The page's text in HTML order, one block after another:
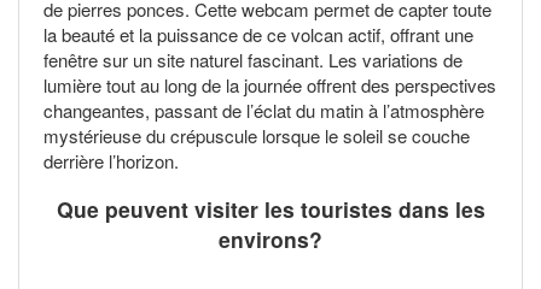
de pierres ponces. Cette webcam permet de capter toute
la beauté et la puissance de ce volcan actif, offrant une
fenêtre sur un site naturel fascinant. Les variations de
lumière tout au long de la journée offrent des perspectives
changeantes, passant de l’éclat du matin à l’atmosphère
mystérieuse du crépuscule lorsque le soleil se couche
derrière l’horizon.
Que peuvent visiter les touristes dans les
environs?